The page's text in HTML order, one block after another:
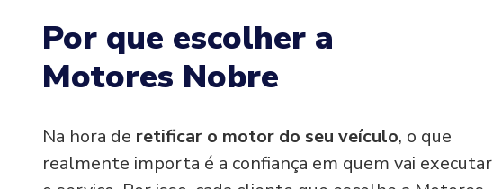
Por que escolher a
Motores Nobre
Na hora de retificar o motor do seu veículo, o que
realmente importa é a confiança em quem vai executar